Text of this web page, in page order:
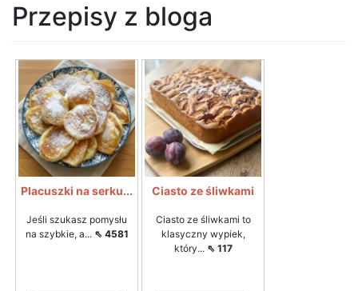
Przepisy z bloga
Placuszki na serku...
Jeśli szukasz pomysłu
na szybkie, a... ⇖ 4581
Ciasto ze śliwkami
Ciasto ze śliwkami to
klasyczny wypiek,
który... ⇖ 117